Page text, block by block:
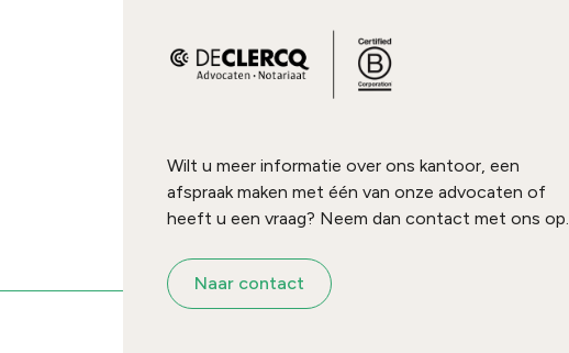
Wilt u meer informatie over ons kantoor, een
afspraak maken met één van onze advocaten of
heeft u een vraag? Neem dan contact met ons op.
Naar contact